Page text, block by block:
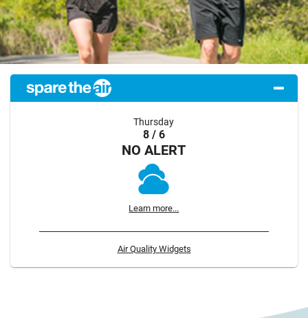
Thursday
8 / 6
NO ALERT
Learn more...
Air Quality Widgets